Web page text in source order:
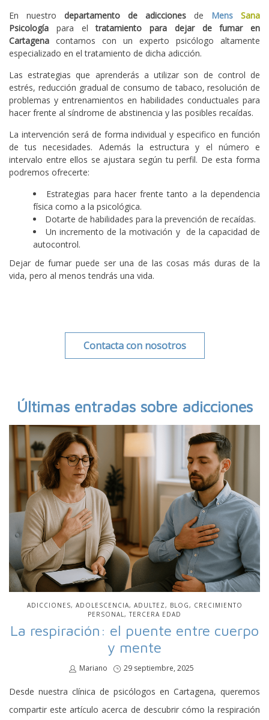
En nuestro departamento de adicciones de Mens
Sana
Psicología para eltratamiento para dejar de fumar en
Cartagena contamos con un experto psicólogo altamente
especializado en el tratamiento de dicha adicción.
Las estrategias que aprenderás a utilizar son de control de
estrés, reducción gradual de consumo de tabaco, resolución de
problemas y entrenamientos en habilidades conductuales para
hacer frente al síndrome de abstinencia y las posibles recaídas.
La intervención será de forma individual y especifico en función
de tus necesidades. Además la estructura y el número e
intervalo entre ellos se ajustara según tu perfil. De esta forma
podremos ofrecerte:
Estrategias para hacer frente tanto a la dependencia
física como a la psicológica.
Dotarte de habilidades para la prevención de recaídas.
Un incremento de la motivación y de la capacidad de
autocontrol.
Dejar de fumar puede ser una de las cosas más duras de la
vida, pero al menos tendrás una vida.
Contacta con nosotros
Últimas entradas sobre adicciones
PUBLICADO
ADICCIONES ADOLESCENCIA ADULTEZ BLOG
CRECIMIENTO
PERSONAL
TERCERA EDAD
La respiración: el puente entre cuerpo
y mente
por
Mariano
Publicado
29 septiembre, 2025
Desde nuestra clínica de psicólogos en Cartagena, queremos
compartir este artículo acerca de descubrir cómo la respiración